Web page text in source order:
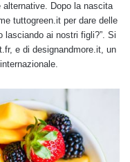
Dopo la nascita
tuttogreen.it per dare delle
lasciando ai nostri figli?”. Si
e di designandmore.it, un